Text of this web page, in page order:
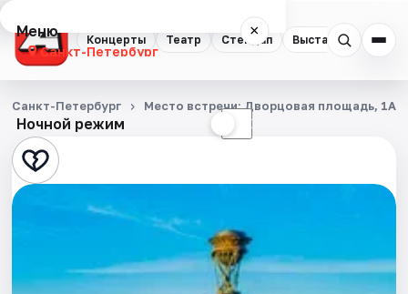
Концерты Театр Стендап Выставки
Меню ×
Санкт-Петербург
Концерты
Театр
Стендап
Квесты
Ночной режим ☾
Санкт-Петербург Место встречи: Дворцовая площадь, 1А